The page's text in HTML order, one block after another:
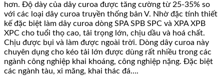
hơn. Độ dày của dây curoa được tăng cường từ 25-35% so
với các loại dây curoa truyền thống bản V. Nhờ đặc tính thiết
kế đặc biệt làm dây curoa dòng SPA SPB SPC và XPA XPB
XPC cho tuổi thọ cao, tải trọng lớn, chịu dầu và hoá chất.
Chịu được bụi và làm được ngoài trời. Dòng dây curoa này
chuyên dụng cho kéo tải lớn được dùng rất nhiều trong các
ngành công nghiệp khai khoáng, công nghiệp nặng. Đặc biệt
các ngành tàu, xi măng, khai thác đá….